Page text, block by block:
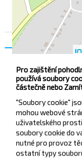
Tanezhitsy
Tanezhitsy-1
Souhlas
Pro zajištění
používá soubory
částečně nebo
"Soubory cookie"
mohou webové
uživatelského
soubory cookie do
nutné pro provoz
ostatní typy